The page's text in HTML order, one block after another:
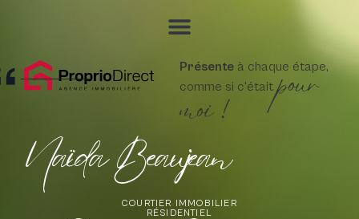
Présenteà chaque étape,
comme si c'était pour
moi !
Naïda Beaujean
COURTIER IMMOBILIER
RÉSIDENTIEL